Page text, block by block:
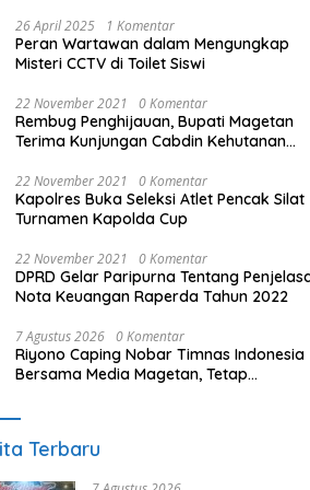
26 April 2025 1 Komentar
Peran Wartawan dalam Mengungkap
Misteri CCTV di Toilet Siswi
22 November 2021 0 Komentar
Rembug Penghijauan, Bupati Magetan
Terima Kunjungan Cabdin Kehutanan
22 November 2021 0 Komentar
Kapolres Buka Seleksi Atlet Pencak Silat
Turnamen Kapolda Cup
22 November 2021 0 Komentar
DPRD Gelar Paripurna Tentang
Nota Keuangan Raperda Tahun 2022
7 Agustus 2026 0 Komentar
Riyono Caping Nobar Timnas Indonesia
Bersama Media Magetan, Tetap
Terbaru